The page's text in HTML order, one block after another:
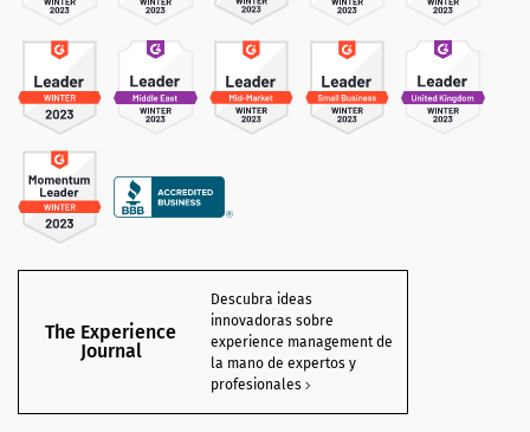
The Experience
Journal
Descubra ideas
innovadoras sobre
experience management de
la mano de expertos y
profesionales